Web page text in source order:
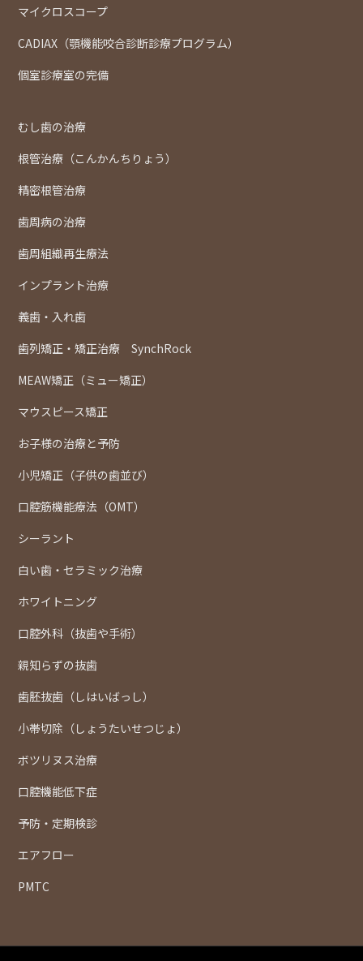
マイクロスコープ
CADIAX（顎機能咬合診断診療プログラム）
個室診療室の完備
むし歯の治療
根管治療（こんかんちりょう）
精密根管治療
歯周病の治療
歯周組織再生療法
インプラント治療
義歯・入れ歯
歯列矯正・矯正治療 SynchRock
MEAW矯正（ミュー矯正）
マウスピース矯正
お子様の治療と予防
小児矯正（子供の歯並び）
口腔筋機能療法（OMT）
シーラント
白い歯・セラミック治療
ホワイトニング
口腔外科（抜歯や手術）
親知らずの抜歯
歯胚抜歯（しはいばっし）
小帯切除（しょうたいせつじょ）
ボツリヌス治療
口腔機能低下症
予防・定期検診
エアフロー
PMTC